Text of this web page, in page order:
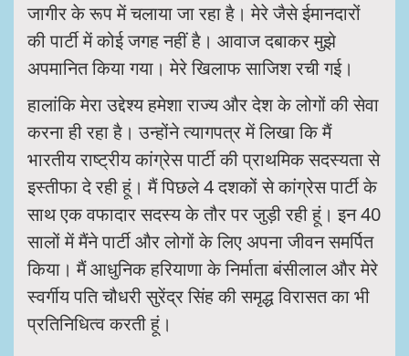
जागीर के रूप में चलाया जा रहा है। मेरे जैसे ईमानदारों
की पार्टी में कोई जगह नहीं है। आवाज दबाकर मुझे
अपमानित किया गया। मेरे खिलाफ साजिश रची गई।
हालांकि मेरा उद्देश्य हमेशा राज्य और देश के लोगों की सेवा
करना ही रहा है। उन्होंने त्यागपत्र में लिखा कि मैं
भारतीय राष्ट्रीय कांग्रेस पार्टी की प्राथमिक सदस्यता से
इस्तीफा दे रही हूं। मैं पिछले 4 दशकों से कांग्रेस पार्टी के
साथ एक वफादार सदस्य के तौर पर जुड़ी रही हूं। इन 40
सालों में मैंने पार्टी और लोगों के लिए अपना जीवन समर्पित
किया। मैं आधुनिक हरियाणा के निर्माता बंसीलाल और मेरे
स्वर्गीय पति चौधरी सुरेंद्र सिंह की समृद्ध विरासत का भी
प्रतिनिधित्व करती हूं।